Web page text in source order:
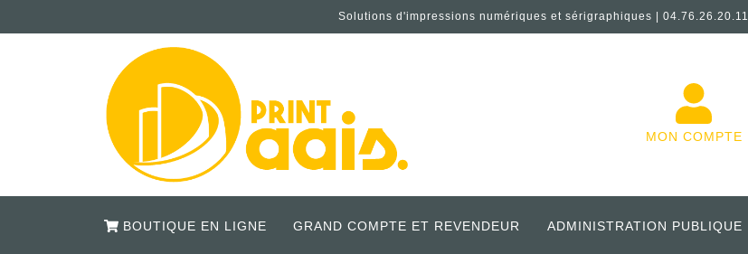
Solutions d'impressions numériques et sérigraphiques | 04.76.26.20.11
MON COMPTE
BOUTIQUE EN LIGNE GRAND COMPTE ET REVENDEUR ADMINISTRATION PUBLIQUE